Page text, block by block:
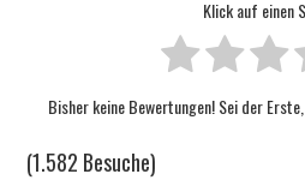
Klick auf einen
Bisher keine Bewertungen! Sei der
(1.582 Besuche)